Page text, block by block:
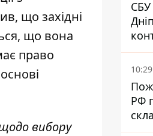
що західні
що вона
право
вибору
СБУ
10:29
РФ